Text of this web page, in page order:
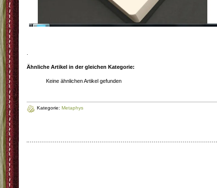
Ähnliche Artikel in der gleichen Kategorie:
Keine ähnlichen Artikel gefunden
Kategorie: Metaphys